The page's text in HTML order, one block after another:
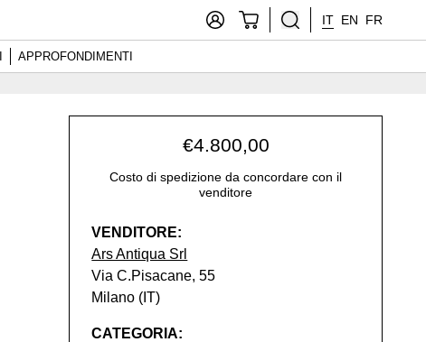
IT EN FR
APPROFONDIMENTI
€4.800,00
Costo di spedizione da concordare con il
venditore
VENDITORE:
Ars Antiqua Srl
Via C.Pisacane, 55
Milano (IT)
CATEGORIA: